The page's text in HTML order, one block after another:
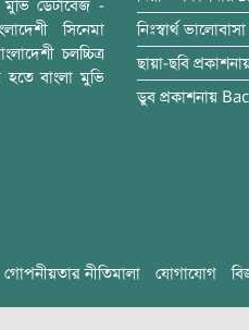
মুভি ডেটাবেজ -
সিনেমা
চলচ্চিত্র
হতে বাংলা মুভি
নিঃস্বার্থ ভালোবাসা
ছায়া-ছবি
ডুব প্রকাশনায়
গোপনীয়তার নীতিমালা যোগাযোগ